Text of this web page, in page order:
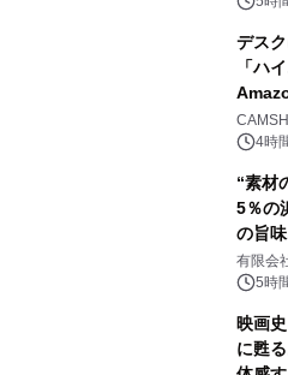
デス
「ハ
4時
“素材
5％の
の旨
「井
有限会
5時
映画
に甦